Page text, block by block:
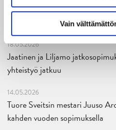
Vain
27.05.2026
Reece Newkirk vahvistamaan
18.05.2026
Jaatinen ja Liljamo
yhteistyö jatkuu
14.05.2026
Tuore Sveitsin mestari Juuso
kahden vuoden sopimuksella